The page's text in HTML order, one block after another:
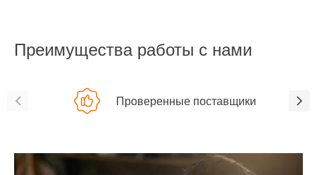
Преимущества работы с нами
Проверенные поставщики